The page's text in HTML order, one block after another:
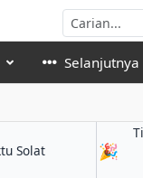
Selanjutnya
Solat 🎉